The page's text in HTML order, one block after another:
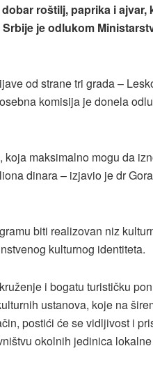
roštilj, paprika i ajvar,
je odlukom
od strane tri grada –
komisija je donela
maksimalno mogu da
dinara – izjavio je dr
biti realizovan niz
kulturnog identiteta.
i bogatu turističku
ustanova, koje na
postići će se vidljivost i
okolnih jedinica